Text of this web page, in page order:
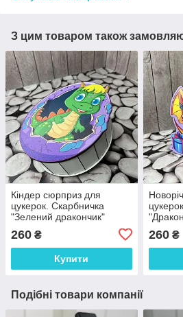
З цим товаром також
Кіндер сюрприз для
цукерок. Скарбничка
"Зелений дракончик"
260 ₴
Купити
260₴
Подібні товари компанії